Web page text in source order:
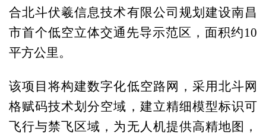
合北斗伏羲信息技术有限公司规划建设南昌
市首个低空立体交通先导示范区，面积约10
平方公里。
该项目将构建数字化低空路网，采用北斗网
格赋码技术划分空域，建立精细模型标识可
飞行与禁飞区域，为无人机提供高精地图，